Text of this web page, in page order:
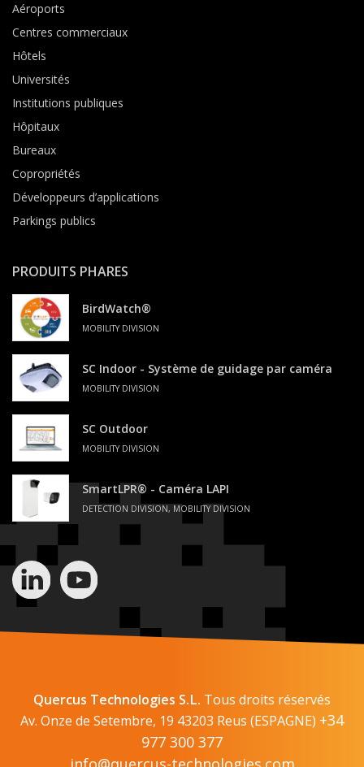
Aéroports
Centres commerciaux
Hôtels
Universités
Institutions publiques
Hôpitaux
Bureaux
Copropriétés
Développeurs d’applications
Parkings publics
PRODUITS PHARES
BirdWatch®
MOBILITY DIVISION
SC Indoor - Système de guidage par caméra
MOBILITY DIVISION
SC Outdoor
MOBILITY DIVISION
SmartLPR® - Caméra LAPI
DETECTION DIVISION, MOBILITY DIVISION
Quercus Technologies S.L. Tous droits réservés
Av. Onze de Setembre, 19 43203 Reus (ESPAGNE) +34
977 300 377